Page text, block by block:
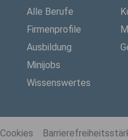
Alle Berufe
Firmenprofile
Ausbildung
Minijobs
Wissenswertes
Cookies